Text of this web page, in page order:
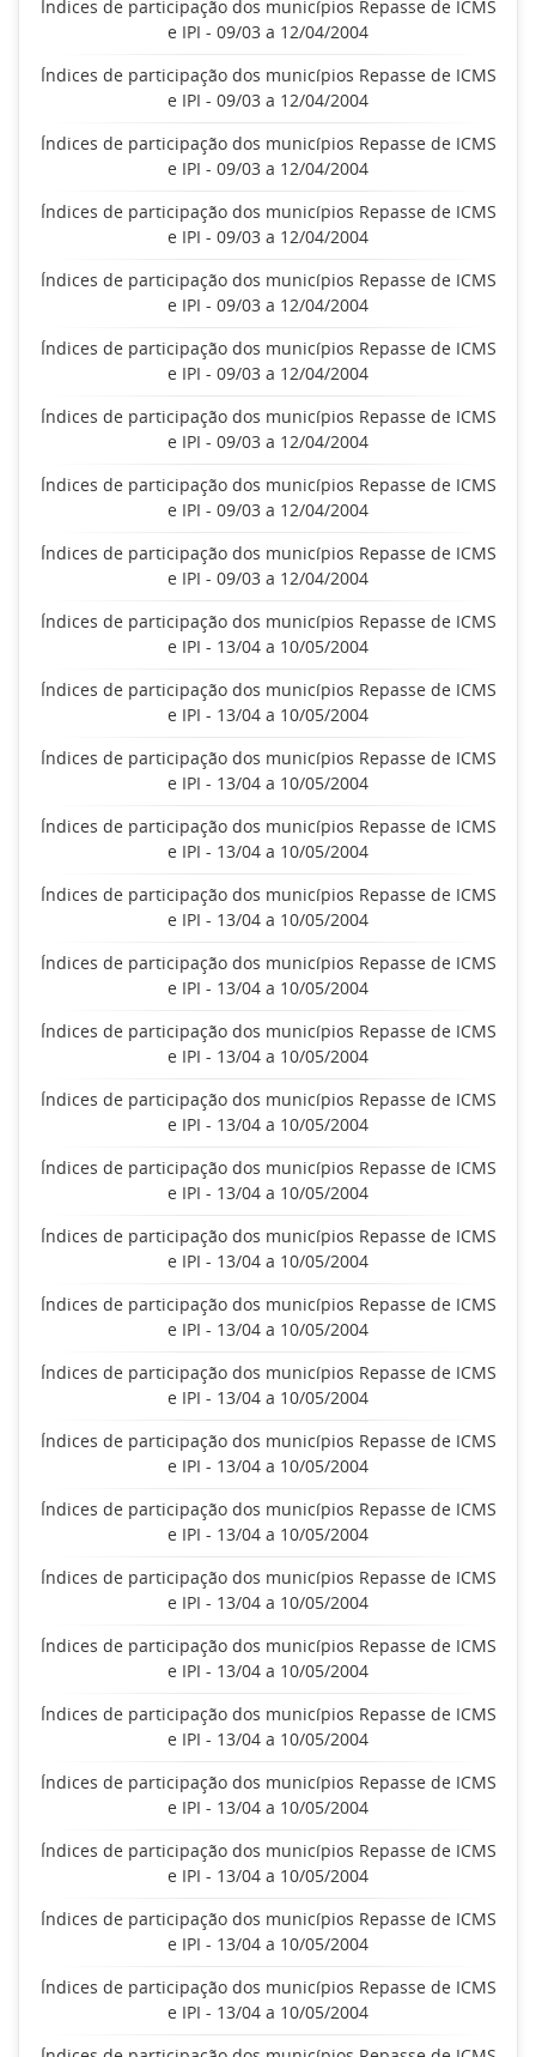
Índices de participação dos municípios Repasse de ICMS
e IPI - 09/03 a 12/04/2004
Índices de participação dos municípios Repasse de ICMS
e IPI - 09/03 a 12/04/2004
Índices de participação dos municípios Repasse de ICMS
e IPI - 09/03 a 12/04/2004
Índices de participação dos municípios Repasse de ICMS
e IPI - 09/03 a 12/04/2004
Índices de participação dos municípios Repasse de ICMS
e IPI - 09/03 a 12/04/2004
Índices de participação dos municípios Repasse de ICMS
e IPI - 09/03 a 12/04/2004
Índices de participação dos municípios Repasse de ICMS
e IPI - 09/03 a 12/04/2004
Índices de participação dos municípios Repasse de ICMS
e IPI - 09/03 a 12/04/2004
Índices de participação dos municípios Repasse de ICMS
e IPI - 09/03 a 12/04/2004
Índices de participação dos municípios Repasse de ICMS
e IPI - 13/04 a 10/05/2004
Índices de participação dos municípios Repasse de ICMS
e IPI - 13/04 a 10/05/2004
Índices de participação dos municípios Repasse de ICMS
e IPI - 13/04 a 10/05/2004
Índices de participação dos municípios Repasse de ICMS
e IPI - 13/04 a 10/05/2004
Índices de participação dos municípios Repasse de ICMS
e IPI - 13/04 a 10/05/2004
Índices de participação dos municípios Repasse de ICMS
e IPI - 13/04 a 10/05/2004
Índices de participação dos municípios Repasse de ICMS
e IPI - 13/04 a 10/05/2004
Índices de participação dos municípios Repasse de ICMS
e IPI - 13/04 a 10/05/2004
Índices de participação dos municípios Repasse de ICMS
e IPI - 13/04 a 10/05/2004
Índices de participação dos municípios Repasse de ICMS
e IPI - 13/04 a 10/05/2004
Índices de participação dos municípios Repasse de ICMS
e IPI - 13/04 a 10/05/2004
Índices de participação dos municípios Repasse de ICMS
e IPI - 13/04 a 10/05/2004
Índices de participação dos municípios Repasse de ICMS
e IPI - 13/04 a 10/05/2004
Índices de participação dos municípios Repasse de ICMS
e IPI - 13/04 a 10/05/2004
Índices de participação dos municípios Repasse de ICMS
e IPI - 13/04 a 10/05/2004
Índices de participação dos municípios Repasse de ICMS
e IPI - 13/04 a 10/05/2004
Índices de participação dos municípios Repasse de ICMS
e IPI - 13/04 a 10/05/2004
Índices de participação dos municípios Repasse de ICMS
e IPI - 13/04 a 10/05/2004
Índices de participação dos municípios Repasse de ICMS
e IPI - 13/04 a 10/05/2004
Índices de participação dos municípios Repasse de ICMS
e IPI - 13/04 a 10/05/2004
Índices de participação dos municípios Repasse de ICMS
e IPI - 13/04 a 10/05/2004